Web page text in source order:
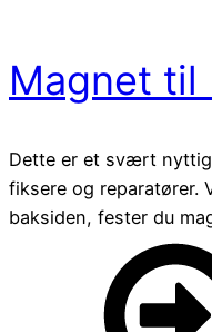
Magnet til
Dette er et svært
fiksere og reparatører.
baksiden, fester du